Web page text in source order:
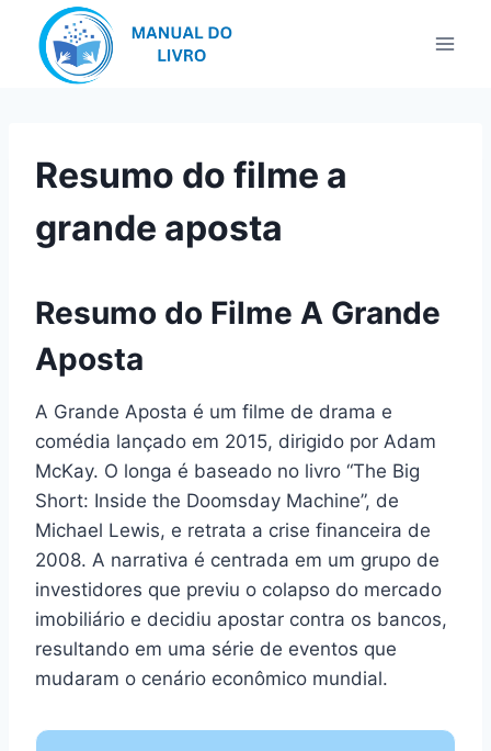
Resumo do filme a
grande aposta
Resumo do Filme A Grande
Aposta
A Grande Aposta é um filme de drama e
comédia lançado em 2015, dirigido por Adam
McKay. O longa é baseado no livro “The Big
Short: Inside the Doomsday Machine”, de
Michael Lewis, e retrata a crise financeira de
2008. A narrativa é centrada em um grupo de
investidores que previu o colapso do mercado
imobiliário e decidiu apostar contra os bancos,
resultando em uma série de eventos que
mudaram o cenário econômico mundial.